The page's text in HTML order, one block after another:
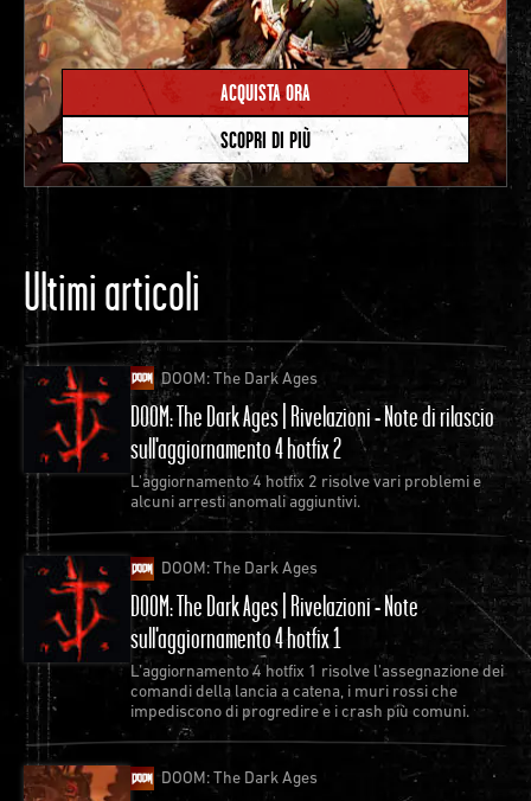
ACQUISTA ORA
SCOPRI DI PIÙ
Ultimi articoli
DOOM: The Dark Ages
DOOM: The Dark Ages | Rivelazioni - Note di rilascio
sull'aggiornamento 4 hotfix 2
L'aggiornamento 4 hotfix 2 risolve vari problemi e
alcuni arresti anomali aggiuntivi.
DOOM: The Dark Ages
DOOM: The Dark Ages | Rivelazioni - Note
sull'aggiornamento 4 hotfix 1
L'aggiornamento 4 hotfix 1 risolve l'assegnazione dei
comandi della lancia a catena, i muri rossi che
impediscono di progredire e i crash più comuni.
DOOM: The Dark Ages